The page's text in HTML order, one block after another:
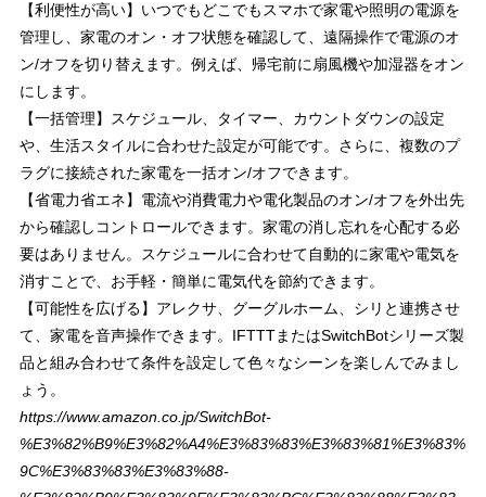
【利便性が高い】いつでもどこでもスマホで家電や照明の電源を
管理し、家電のオン・オフ状態を確認して、遠隔操作で電源のオ
ン/オフを切り替えます。例えば、帰宅前に扇風機や加湿器をオン
にします。
【一括管理】スケジュール、タイマー、カウントダウンの設定
や、生活スタイルに合わせた設定が可能です。さらに、複数のプ
ラグに接続された家電を一括オン/オフできます。
【省電力省エネ】電流や消費電力や電化製品のオン/オフを外出先
から確認しコントロールできます。家電の消し忘れを心配する必
要はありません。スケジュールに合わせて自動的に家電や電気を
消すことで、お手軽・簡単に電気代を節約できます。
【可能性を広げる】アレクサ、グーグルホーム、シリと連携させ
て、家電を音声操作できます。IFTTTまたはSwitchBotシリーズ製
品と組み合わせて条件を設定して色々なシーンを楽しんでみまし
ょう。
https://www.amazon.co.jp/SwitchBot-
%E3%82%B9%E3%82%A4%E3%83%83%E3%83%81%E3%83%
9C%E3%83%83%E3%83%88-